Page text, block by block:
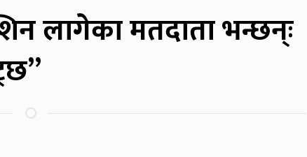
लागेका मतदाता भन्छन्ः